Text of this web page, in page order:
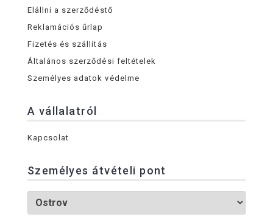
Elállni a szerződéstő
Reklamációs űrlap
Fizetés és szállítás
Általános szerződési feltételek
Személyes adatok védelme
A vállalatról
Kapcsolat
Személyes átvételi pont